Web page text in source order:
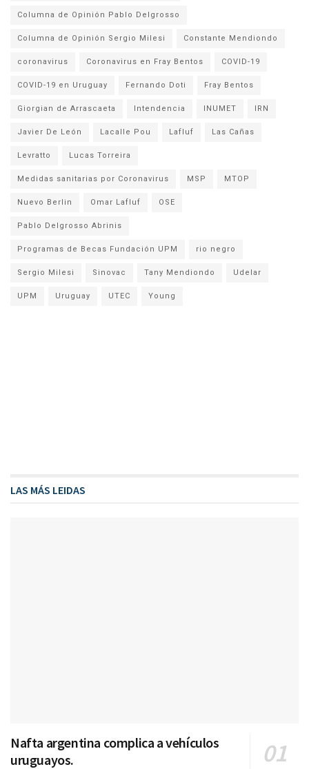
Columna de Opinión Pablo Delgrosso
Columna de Opinión Sergio Milesi Constante Mendiondo
coronavirus Coronavirus en Fray Bentos COVID-19
COVID-19 en Uruguay Fernando Doti Fray Bentos
Giorgian de Arrascaeta Intendencia INUMET IRN
Javier De León Lacalle Pou Lafluf Las Cañas
Levratto Lucas Torreira
Medidas sanitarias por Coronavirus MSP MTOP
Nuevo Berlin Omar Lafluf OSE
Pablo Delgrosso Abrinis
Programas de Becas Fundación UPM rio negro
Sergio Milesi Sinovac Tany Mendiondo Udelar
UPM Uruguay UTEC Young
LAS MÁS LEIDAS
Nafta argentina complica a vehículos
uruguayos.